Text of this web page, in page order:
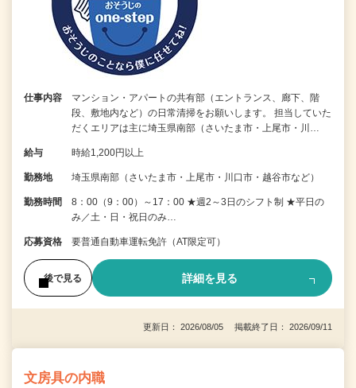
仕事内容
マンション・アパートの共有部（エントランス、廊下、階
段、敷地内など）の日常清掃をお願いします。 担当していた
だくエリアは主に埼玉県南部（さいたま市・上尾市・川…
給与 時給1,200円以上
勤務地 埼玉県南部（さいたま市・上尾市・川口市・越谷市など）
勤務時間
8：00（9：00）～17：00 ★週2～3日のシフト制 ★平日の
み／土・日・祝日のみ…
応募資格 要普通自動車運転免許（AT限定可）
後で見る 詳細を見る
更新日： 2026/08/05 掲載終了日： 2026/09/11
文房具の内職